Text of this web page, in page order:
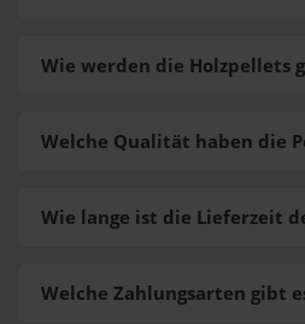
Wie werden die Holzpellets
Welche Zahlungsarten gibt
Welche Qualität haben die
Wie lange ist die Lieferzeit